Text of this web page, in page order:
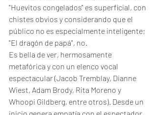
"Huevitos congelados" es superficial, con
chistes obvios y considerando que el
público no es especialmente inteligente;
"El dragón de papá", no.
Es bella de ver, hermosamente
metafórica y con un elenco vocal
espectacular (Jacob Tremblay, Dianne
Wiest, Adam Brody, Rita Moreno y
Whoopi Gildberg, entre otros). Desde un